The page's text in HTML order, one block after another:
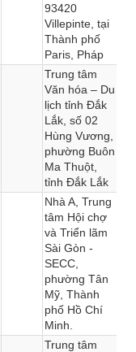
93420
Villepinte, tại
Thành phố
Paris, Pháp
Trung tâm
Văn hóa – Du
lịch tỉnh Đắk
Lắk, số 02
Hùng Vương,
phường Buôn
Ma Thuột,
tỉnh Đắk Lắk
Nhà A, Trung
tâm Hội chợ
và Triển lãm
Sài Gòn -
SECC,
phường Tân
Mỹ, Thành
phố Hồ Chí
Minh.
Trung tâm